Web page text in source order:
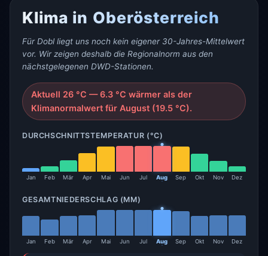
Klima in Oberösterreich
Für Dobl liegt uns noch kein eigener 30-Jahres-Mittelwert
vor. Wir zeigen deshalb die Regionalnorm aus den
nächstgelegenen DWD-Stationen.
Aktuell 26 °C — 6.3 °C wärmer als der
Klimanormalwert für August (19.5 °C).
DURCHSCHNITTSTEMPERATUR (°C)
Jan Feb Mär Apr Mai Jun Jul Aug Sep Okt Nov Dez
GESAMTNIEDERSCHLAG (MM)
Jan Feb Mär Apr Mai Jun Jul Aug Sep Okt Nov Dez